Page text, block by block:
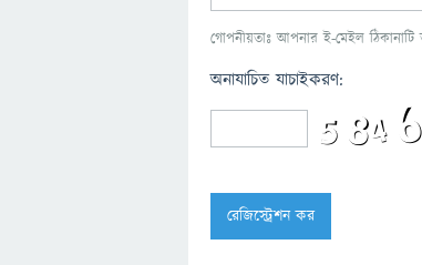
গোপনীয়তাঃ আপনার ই-মেইল ঠিকানাটি
অনাযাচিত যাচাইকরণ: